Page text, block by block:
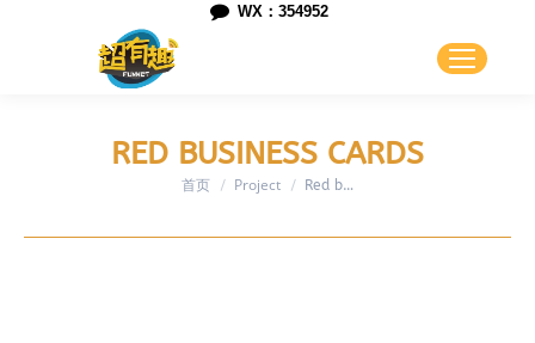
WX：354952
RED BUSINESS CARDS
您在这里：
首页 Project Red b…